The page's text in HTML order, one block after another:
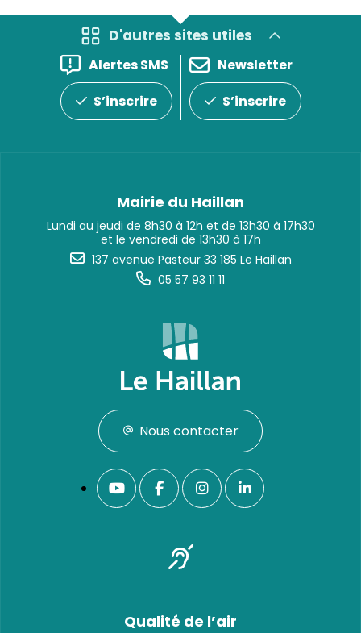
D'autres sites utiles
Alertes SMS
S’inscrire
Newsletter
S’inscrire
Mairie du Haillan
Lundi au jeudi de 8h30 à 12h et de 13h30 à 17h30
et le vendredi de 13h30 à 17h
137 avenue Pasteur 33 185 Le Haillan
05 57 93 11 11
Nous contacter
Qualité de l’air